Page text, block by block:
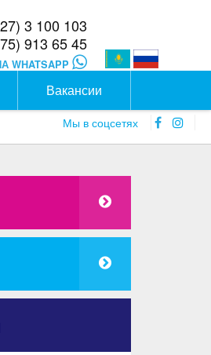
Вакансии
3 100 103
913 65 45
WHATSAPP
Мы в соцсетях